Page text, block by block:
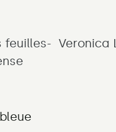
feuilles- Veronica L
bleue